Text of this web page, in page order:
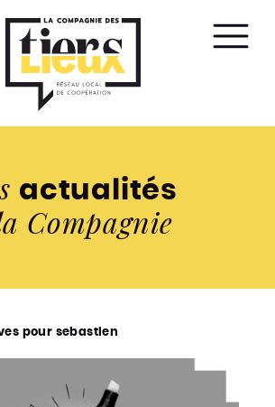
le
actualités
Compagnie
pour sebastien